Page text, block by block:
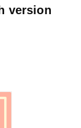
version